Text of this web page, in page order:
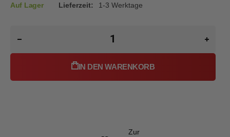
Auf Lager Lieferzeit: 1-3 Werktage
IN DEN WARENKORB
Zur